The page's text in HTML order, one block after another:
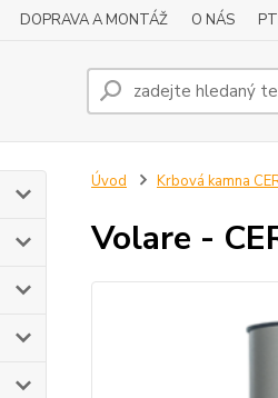
DOPRAVA A MONTÁŽ O NÁS
Úvod Krbová kamna
Volare -